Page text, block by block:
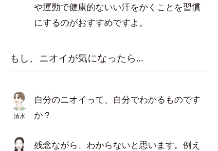
や運動で健康的ないい汗をかくことを習慣
にするのがおすすめですよ。
もし、ニオイが気になったら…
清水
自分のニオイって、自分でわかるものです
か？
残念ながら、わからないと思います。例え